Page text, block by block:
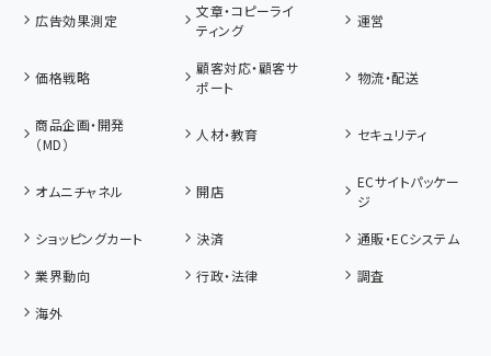
広告効果測定
文章・コピーライ
ティング
運営
価格戦略
顧客対応・顧客サ
ポート
物流・配送
商品企画・開発
（MD）
人材・教育 セキュリティ
オムニチャネル 開店
ECサイトパッケー
ジ
ショッピングカート
決済
通販・ECシステム
業界動向
行政・法律
調査
海外